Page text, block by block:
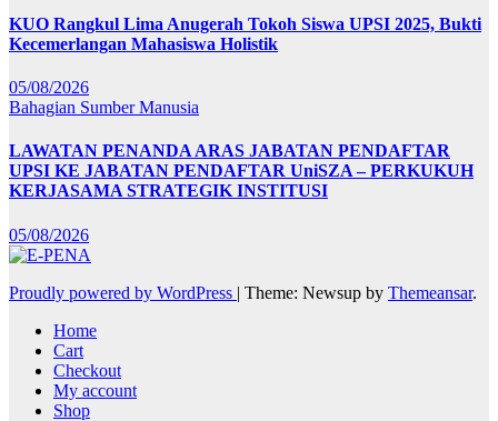
KUO Rangkul Lima Anugerah Tokoh Siswa UPSI 2025, Bukti
Kecemerlangan Mahasiswa Holistik
05/08/2026
Bahagian Sumber Manusia
LAWATAN PENANDA ARAS JABATAN PENDAFTAR
UPSI KE JABATAN PENDAFTAR UniSZA – PERKUKUH
KERJASAMA STRATEGIK INSTITUSI
05/08/2026
Proudly powered by WordPress | Theme: Newsup by Themeansar.
Home
Cart
Checkout
My account
Shop